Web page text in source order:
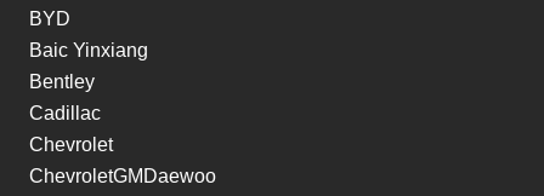
BYD
Baic Yinxiang
Bentley
Cadillac
Chevrolet
ChevroletGMDaewoo